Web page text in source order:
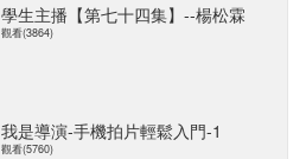
學生主播【第七十四集】--楊松霖
觀看(3864)
我是導演-手機拍片輕鬆入門-1
觀看(5760)